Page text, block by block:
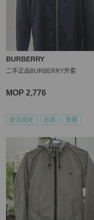
BURBERRY
二手正品BURBERRY外套
MOP 2,776
狀況良好 台灣 免運